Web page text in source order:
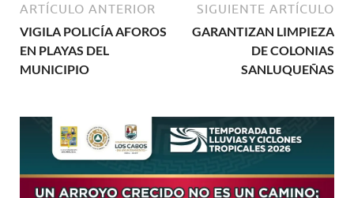
ARTÍCULO ANTERIOR
VIGILA POLICÍA AFOROS
EN PLAYAS DEL
MUNICIPIO
SIGUIENTE ARTÍCULO
GARANTIZAN LIMPIEZA
DE COLONIAS
SANLUQUEÑAS